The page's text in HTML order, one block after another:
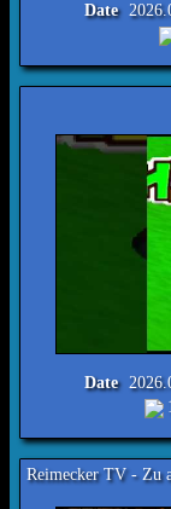
Date
Reimecker
Date
Reimecker TV - Zu